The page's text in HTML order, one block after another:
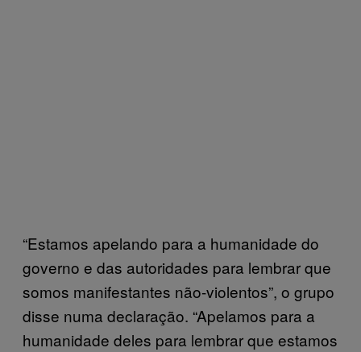
“Estamos apelando para a humanidade do
governo e das autoridades para lembrar que
somos manifestantes não-violentos”, o grupo
disse numa declaração. “Apelamos para a
humanidade deles para lembrar que estamos